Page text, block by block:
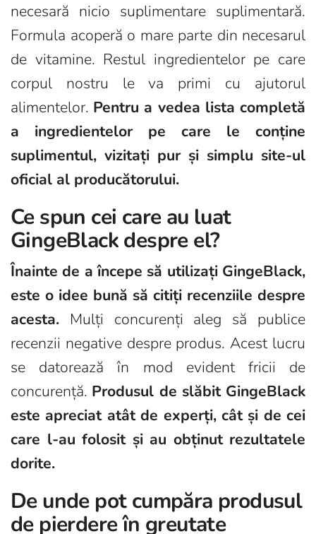
necesară nicio suplimentare suplimentară.
Formula acoperă o mare parte din necesarul
de vitamine. Restul ingredientelor pe care
corpul nostru le va primi cu ajutorul
alimentelor. Pentru a vedea lista completă
a ingredientelor pe care le conține
suplimentul, vizitați pur și simplu site-ul
oficial al producătorului.
Ce spun cei care au luat
GingeBlack despre el?
Înainte de a începe să utilizați GingeBlack,
este o idee bună să citiți recenziile despre
acesta. Mulți concurenți aleg să publice
recenzii negative despre produs. Acest lucru
se datorează în mod evident fricii de
concurență. Produsul de slăbit GingeBlack
este apreciat atât de experți, cât și de cei
care l-au folosit și au obținut rezultatele
dorite.
De unde pot cumpăra produsul
de pierdere în greutate